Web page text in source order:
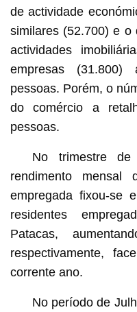
de actividade
similares (52.700) e o
actividades
empresas (31.800)
pessoas. Porém, o
do comércio a
pessoas.
No trimestre
rendimento mensal
empregada fixou-se
residentes
Patacas,
respectivamente,
corrente ano.
No período de